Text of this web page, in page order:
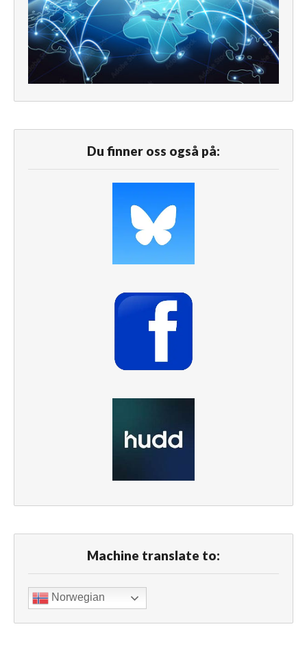
Du finner oss også på:
Machine translate to:
Norwegian